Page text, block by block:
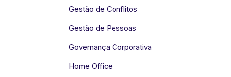
Gestão de Conflitos
Gestão de Pessoas
Governança Corporativa
Home Office